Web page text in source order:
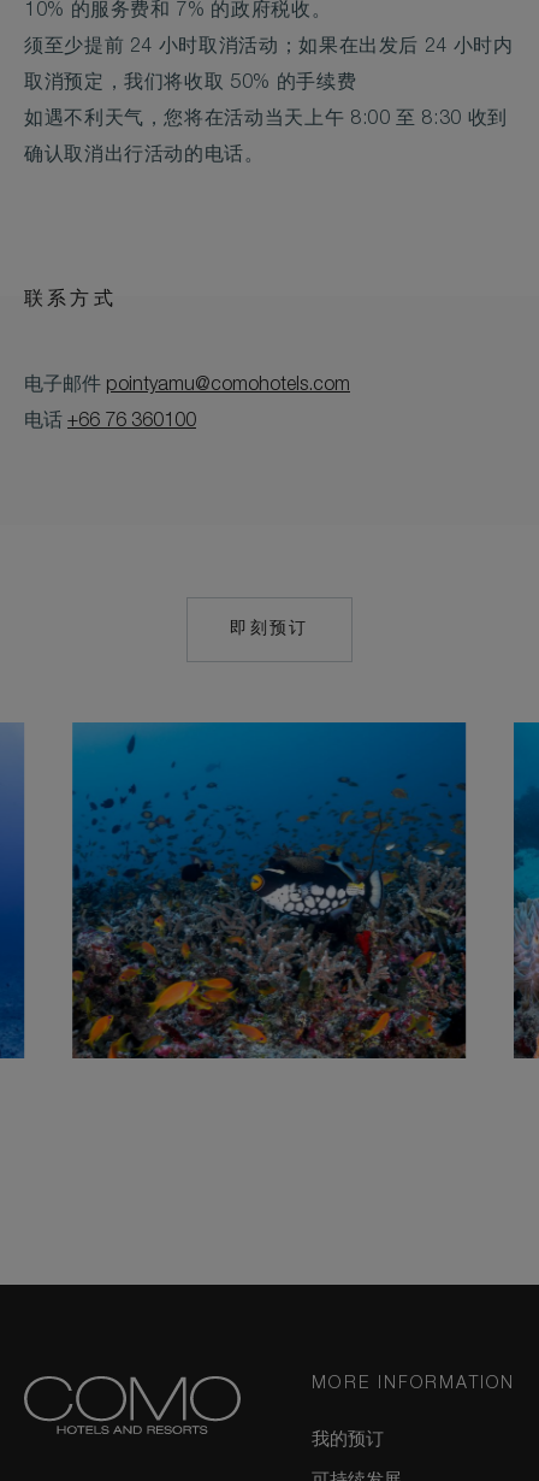
10% 的服务费和 7% 的政府税收。
须至少提前 24 小时取消活动；如果在出发后 24 小时内
取消预定，我们将收取 50% 的手续费
如遇不利天气，您将在活动当天上午 8:00 至 8:30 收到
确认取消出行活动的电话。
联系方式
电子邮件 pointyamu@comohotels.com
电话 +66 76 360100
即刻预订
MAILTO:
MORE INFORMATION
我的预订